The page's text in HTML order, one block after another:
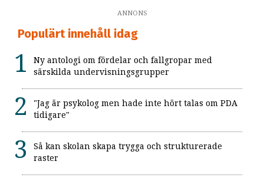
ANNONS
Populärt innehåll idag
Ny antologi om fördelar och fallgropar med
särskilda undervisningsgrupper
"Jag är psykolog men hade inte hört talas om PDA
tidigare"
Så kan skolan skapa trygga och strukturerade
raster